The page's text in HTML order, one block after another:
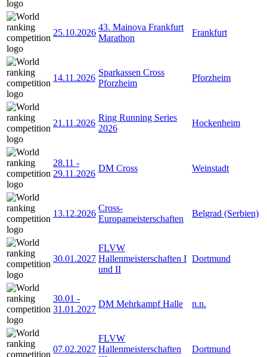
25.10.2026
43. Mainova Frankfurt
Marathon
Frankfurt
14.11.2026
Sparkassen Cross
Pforzheim
Pforzheim
21.11.2026
Ring Running Series
2026
Hockenheim
28.11 -
29.11.2026
DM Cross Weinstadt
13.12.2026
Cross-
Europameisterschaften
Belgrad (Serbien)
30.01.2027
FLVW
Hallenmeisterschaften I
und II
Dortmund
30.01 -
31.01.2027
DM Mehrkampf Halle n.n.
07.02.2027
FLVW
Hallenmeisterschaften
Dortmund